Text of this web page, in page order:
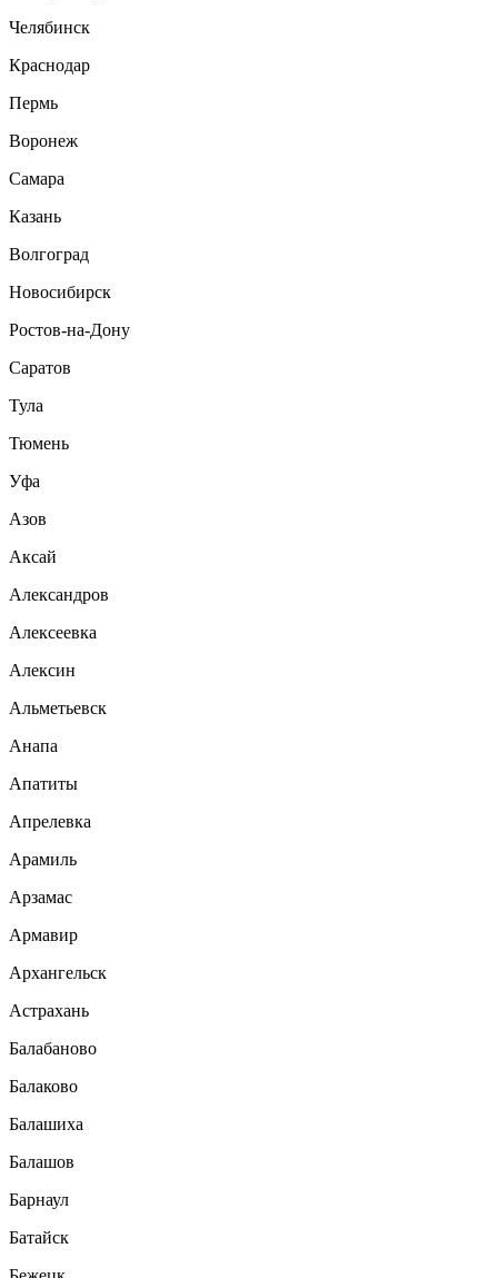
Челябинск
Краснодар
Пермь
Воронеж
Самара
Казань
Волгоград
Новосибирск
Ростов-на-Дону
Саратов
Тула
Тюмень
Уфа
Азов
Аксай
Александров
Алексеевка
Алексин
Альметьевск
Анапа
Апатиты
Апрелевка
Арамиль
Арзамас
Армавир
Архангельск
Астрахань
Балабаново
Балаково
Балашиха
Балашов
Барнаул
Батайск